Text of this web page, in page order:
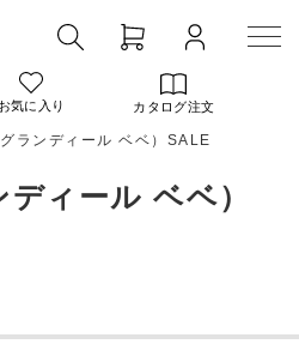
お気に入り カタログ注文
ランディール ベベ）SALE
ィール ベベ）